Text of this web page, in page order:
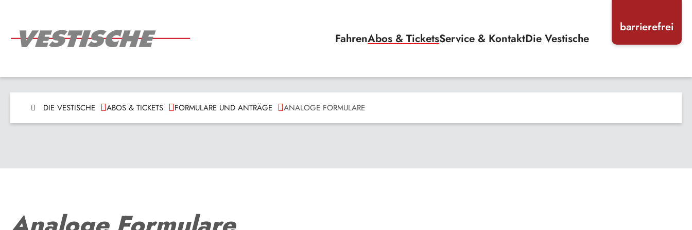
FahrenAbos & TicketsService & KontaktDie Vestische
barrierefrei
DIE VESTISCHE ABOS & TICKETS FORMULARE UND ANTRÄGE ANALOGE FORMULARE